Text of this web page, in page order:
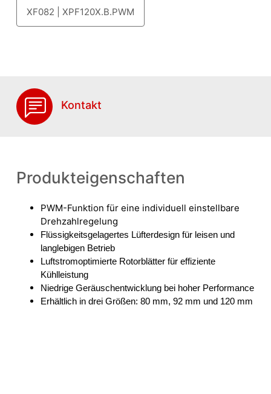
XF082 | XPF120X.B.PWM
Kontakt
Produkteigenschaften
PWM-Funktion für eine individuell einstellbare
Drehzahlregelung
Flüssigkeitsgelagertes Lüfterdesign für leisen und
langlebigen Betrieb
Luftstromoptimierte Rotorblätter für effiziente
Kühlleistung
Niedrige Geräuschentwicklung bei hoher Performance
Erhältlich in drei Größen: 80 mm, 92 mm und 120 mm